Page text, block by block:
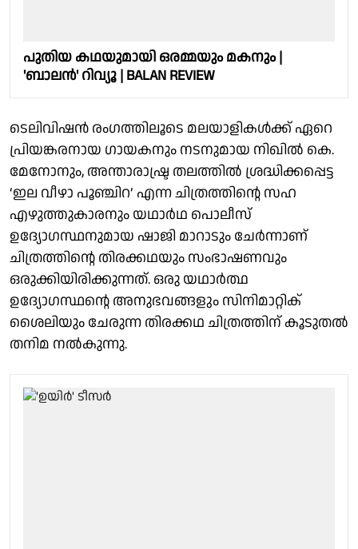
പുതിയ കഥയുമായി ഒരമ്മയും മകനും |
'ബാലൻ' റിവ്യൂ | BALAN REVIEW
ടെലിവിഷൻ രംഗത്തിലൂടെ മലയാളികൾക്ക് ഏറെ
പ്രിയങ്കരനായ ഗായകനും നടനുമായ നിഖിൽ കെ.
മേനോനും, അന്താരാഷ്ട്ര തലത്തിൽ ശ്രദ്ധിക്കപ്പെട്ട
‘ഇല വീഴാ പൂഞ്ചിറ’ എന്ന ചിത്രത്തിന്റെ സഹ
എഴുത്തുകാരനും യഥാർഥ പൊലീസ്
ഉദ്യോഗസ്ഥനുമായ ഷാജി മാറാടും ചേർന്നാണ്
ചിത്രത്തിന്റെ തിരക്കഥയും സംഭാഷണവും
ഒരുക്കിയിരിക്കുന്നത്. ഒരു യഥാർത്ഥ
ഉദ്യോഗസ്ഥന്റെ അനുഭവങ്ങളും സിനിമാറ്റിക്
ശൈലിയും ചേരുന്ന തിരക്കഥ ചിത്രത്തിന് കൂടുതൽ
തനിമ നൽകുന്നു.